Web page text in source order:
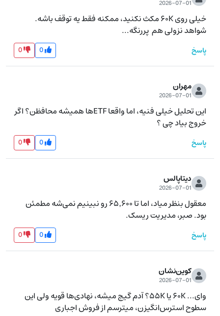
2026-07-01
شواهد نزولی هم  پررنگه...
پاسخ 0
0
مهران
2026-07-01
این تحلیل خیلی فنیه، اما واقعا ETFها همیشه محافظن؟ اگر
خروج بیاد چی ؟
پاسخ 0
0
دیتاپالس
2026-07-01
بود. صبر، مدیریت ریسک.
پاسخ 0
0
کوین‌نشان
2026-07-01
سطوح استرس‌انگیزن، میترسم از فروش اجباری